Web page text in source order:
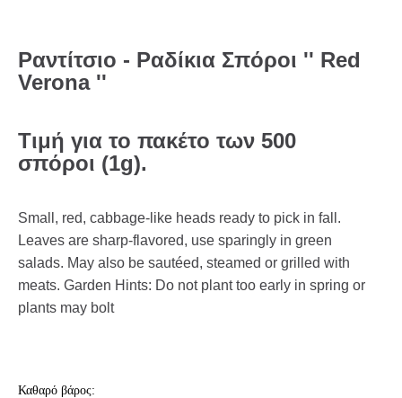
Ραντίτσιο - Ραδίκια Σπόροι '' Red
Verona ''
Τιμή για το πακέτο των 500
σπόροι (1g).
Small, red, cabbage-like heads ready to pick in fall.
Leaves are sharp-flavored, use sparingly in green
salads. May also be sautéed, steamed or grilled with
meats. Garden Hints: Do not plant too early in spring or
plants may bolt
Καθαρό βάρος: